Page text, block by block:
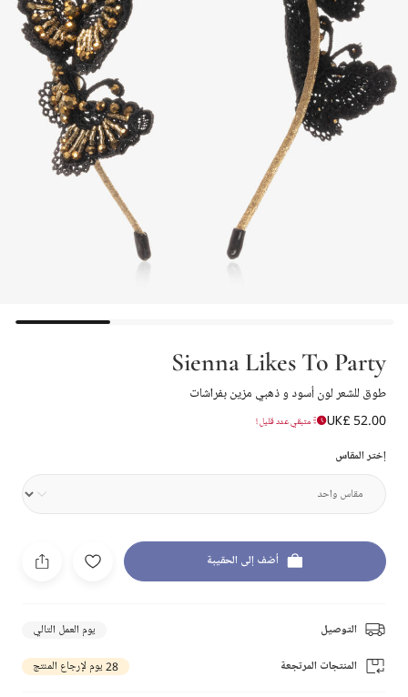
Sienna Likes To Party
طوق للشعر لون أسود و ذهبي مزين بفراشات
UK£ 52.00
متبقي عدد قليل !
إختر المقاس
أضف إلى الحقيبة
التوصيل يوم العمل التالي
المنتجات المرتجعة 28 يوم لإرجاع المنتج